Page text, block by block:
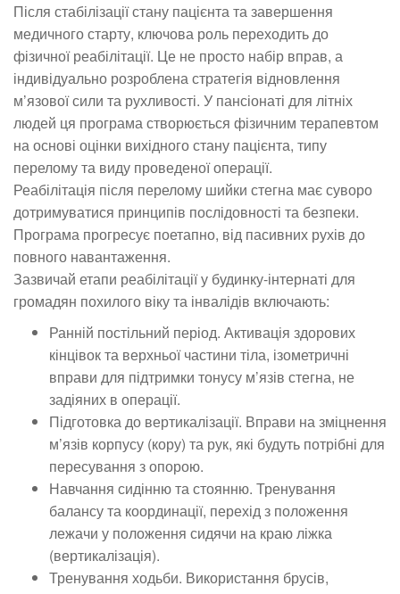
Після стабілізації стану пацієнта та завершення
медичного старту, ключова роль переходить до
фізичної реабілітації. Це не просто набір вправ, а
індивідуально розроблена стратегія відновлення
м’язової сили та рухливості. У пансіонаті для літніх
людей ця програма створюється фізичним терапевтом
на основі оцінки вихідного стану пацієнта, типу
перелому та виду проведеної операції.
Реабілітація після перелому шийки стегна має суворо
дотримуватися принципів послідовності та безпеки.
Програма прогресує поетапно, від пасивних рухів до
повного навантаження.
Зазвичай етапи реабілітації у будинку-інтернаті для
громадян похилого віку та інвалідів включають:
Ранній постільний період. Активація здорових
кінцівок та верхньої частини тіла, ізометричні
вправи для підтримки тонусу м’язів стегна, не
задіяних в операції.
Підготовка до вертикалізації. Вправи на зміцнення
м’язів корпусу (кору) та рук, які будуть потрібні для
пересування з опорою.
Навчання сидінню та стоянню. Тренування
балансу та координації, перехід з положення
лежачи у положення сидячи на краю ліжка
(вертикалізація).
Тренування ходьби. Використання брусів,